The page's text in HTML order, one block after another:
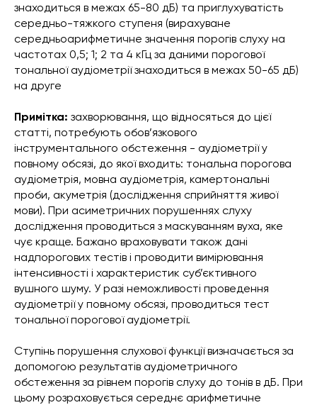
знаходиться в межах 65-80 дБ) та приглухуватість
середньо-тяжкого ступеня (вирахуване
середньоарифметичне значення порогів слуху на
частотах 0,5; 1; 2 та 4 кГц за даними порогової
тональної аудіометрії знаходиться в межах 50-65 дБ)
на друге
Примітка: захворювання, що відносяться до цієї
статті, потребують обов’язкового
інструментального обстеження - аудіометрії у
повному обсязі, до якої входить: тональна порогова
аудіометрія, мовна аудіометрія, камертональні
проби, акуметрія (дослідження сприйняття живої
мови). При асиметричних порушеннях слуху
дослідження проводиться з маскуванням вуха, яке
чує краще. Бажано враховувати також дані
надпорогових тестів і проводити вимірювання
інтенсивності і характеристик суб’єктивного
вушного шуму. У разі неможливості проведення
аудіометрії у повному обсязі, проводиться тест
тональної порогової аудіометрії.
Ступінь порушення слухової функції визначається за
допомогою результатів аудіометричного
обстеження за рівнем порогів слуху до тонів в дБ. При
цьому розраховується середнє арифметичне